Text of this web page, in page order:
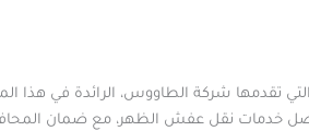
تقدمها شركة الطاووس، الرائدة في هذا
خدمات نقل عفش الظهر، مع ضمان